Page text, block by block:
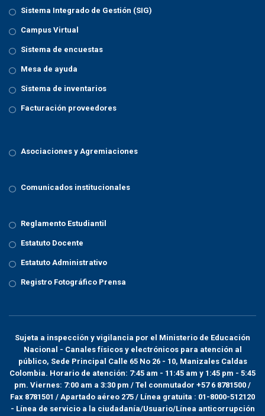
Sistema Integrado de Gestión (SIG)
Campus Virtual
Sistema de encuestas
Mesa de ayuda
Sistema de inventarios
Facturación proveedores
Asociaciones y Agremiaciones
Comunicados institucionales
Reglamento Estudiantil
Estatuto Docente
Estatuto Administrativo
Registro Fotográfico Prensa
Sujeta a inspección y vigilancia por el Ministerio de Educación
Nacional - Canales físicos y electrónicos para atención al
público, Sede Principal Calle 65 No 26 - 10, Manizales Caldas
Colombia. Horario de atención: 7:45 am - 11:45 am y 1:45 pm - 5:45
pm. Viernes: 7:00 am a 3:30 pm / Tel conmutador +57 6 8781500 /
Fax 8781501 / Apartado aéreo 275 / Línea gratuita : 01-8000-512120
- Línea de servicio a la ciudadanía/Usuario/Línea anticorrupción